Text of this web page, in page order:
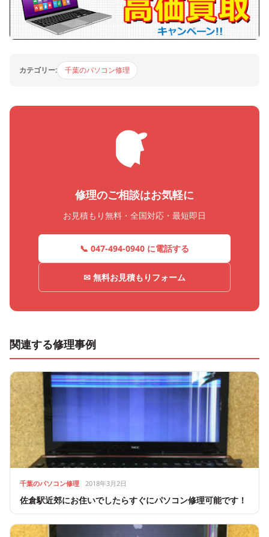
カテゴリー: 千葉のパソコン修理
修理のご相談はお気軽に
お見積もり無料・全国対応・最短即日
📞 047-494-0940 に電話する
✉ 無料お見積もりフォーム
関連する修理事例
千葉のパソコン修理 2018年3月2日
佐倉駅近郊にお住いでしたらすぐにパソコン修理可能です！